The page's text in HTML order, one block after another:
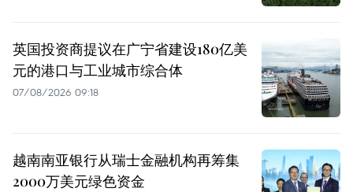
英国投资商提议在广宁省建设180亿美
元的港口与工业城市综合体
07/08/2026 09:18
越南南亚银行从瑞士金融机构再筹集
2000万美元绿色资金